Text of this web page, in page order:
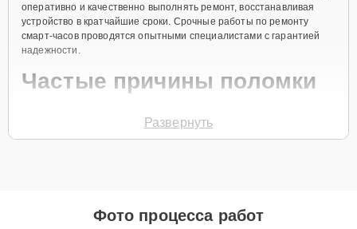
оперативно и качественно выполнять ремонт, восстанавливая
устройство в кратчайшие сроки. Срочные работы по ремонту
смарт-часов проводятся опытными специалистами с гарантией
надежности.
Частые причины поломки
Поломка экрана после удара или падения.
Неисправность аккумулятора или быстрая
Повреждение корпуса от воды или пыли.
Развернуть
Фото процесса работ